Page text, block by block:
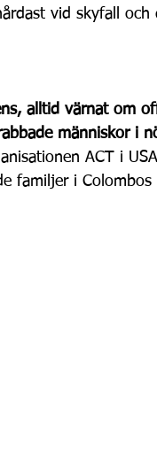
vid skyfall och
alltid värnat om
människor i
ACT i
familjer i Colombos